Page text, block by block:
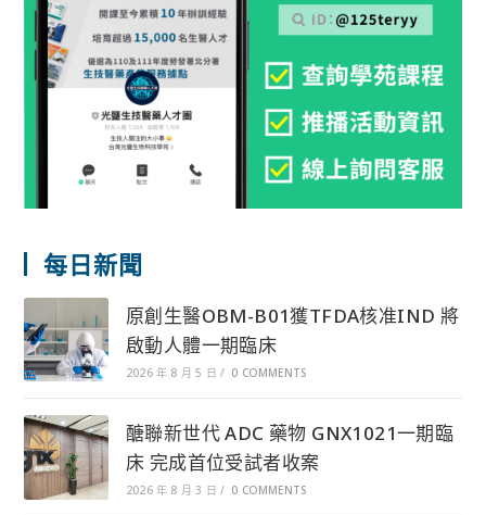
每日新聞
原創生醫OBM-B01獲TFDA核准IND 將
啟動人體一期臨床
2026 年 8 月 5 日 / 0 COMMENTS
醣聯新世代 ADC 藥物 GNX1021一期臨
床 完成首位受試者收案
2026 年 8 月 3 日 / 0 COMMENTS